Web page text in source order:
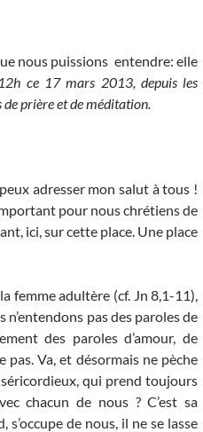
nous puissions entendre: elle
ce 17 mars 2013, depuis les
prière et de méditation.
adresser mon salut à tous !
pour nous chrétiens de
ici, sur cette place. Une place
femme adultère (cf. Jn 8,1-11),
pas des paroles de
des paroles d’amour, de
Va, et désormais ne pèche
qui prend toujours
chacun de nous ? C’est sa
de nous, il ne se lasse